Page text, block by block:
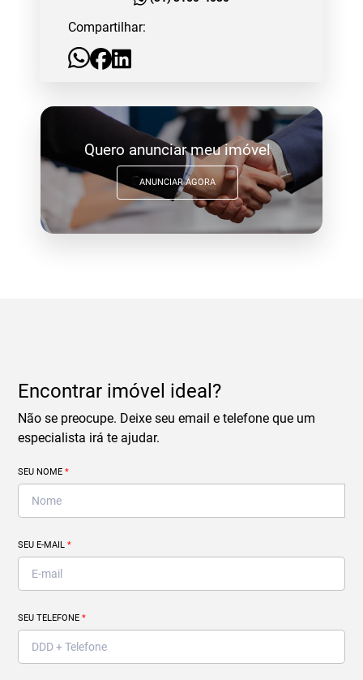
Compartilhar:
Quero anunciar meu imóvel
ANUNCIAR AGORA
Encontrar imóvel ideal?
Não se preocupe. Deixe seu email e telefone que um
especialista irá te ajudar.
SEU NOME*
SEU E-MAIL*
SEU TELEFONE*